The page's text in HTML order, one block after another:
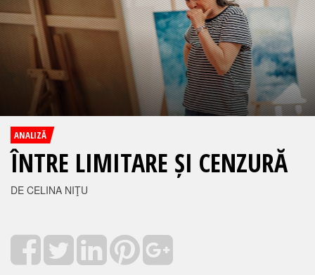
ANALIZĂ
ÎNTRE LIMITARE ȘI CENZURĂ
DE CELINA NIŢU